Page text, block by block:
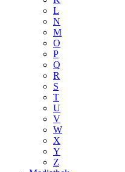
L
N
M
O
P
Q
R
S
T
U
V
W
X
Y
Z